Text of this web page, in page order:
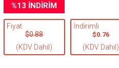
%13 İNDIRIM
Fiyat
$0.88
(KDV Dahil)
İndirimli
$0.76
(KDV Dahil)